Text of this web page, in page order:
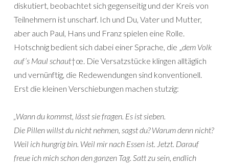
diskutiert, beobachtet sich gegenseitig und der Kreis von
Teilnehmern ist unscharf. Ich und Du, Vater und Mutter,
aber auch Paul, Hans und Franz spielen eine Rolle.
Hotschnig bedient sich dabei einer Sprache, die „dem Volk
auf’s Maul schaut†œ. Die Versatzstücke klingen alltäglich
und vernünftig, die Redewendungen sind konventionell.
Erst die kleinen Verschiebungen machen stutzig:
„Wann du kommst, lässt sie fragen. Es ist sieben.
Die Pillen willst du nicht nehmen, sagst du? Warum denn nicht?
Weil ich hungrig bin. Weil mir nach Essen ist. Jetzt. Darauf
freue ich mich schon den ganzen Tag. Satt zu sein, endlich